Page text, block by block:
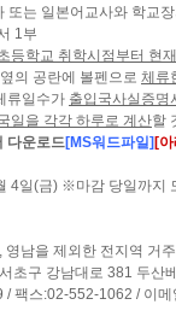
는 일본어교사와 학교
1부
등학교 취학시점부터 현
의 공란에 볼펜으로 체류
류일수가 출입국사실증명
일을 각각 하루로 계산할
다운로드[MS워드파일] [
4일(금) ※마감 당일까지
영남을 제외한 전지역 거
초구 강남대로 381 두산
/ 팩스:02-552-1062 / 이